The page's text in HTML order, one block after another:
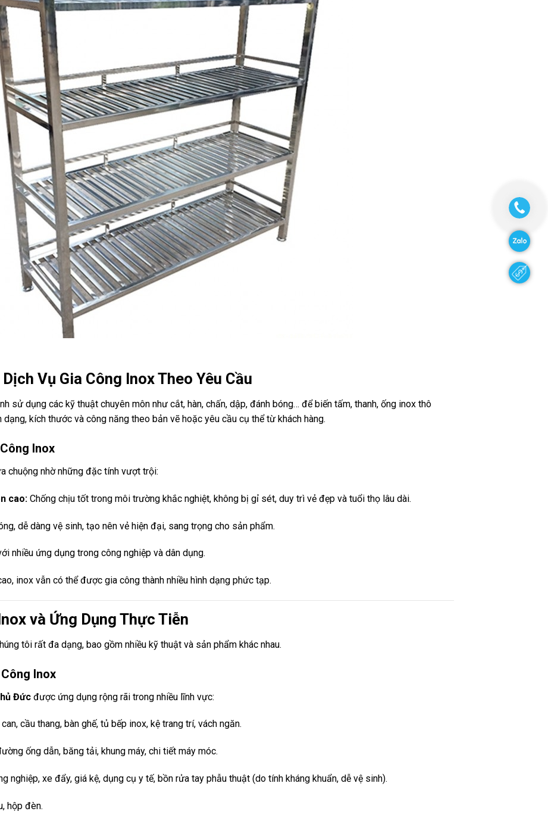
Vụ Gia Công Inox Theo Yêu Cầu
sử dụng các kỹ thuật chuyên môn như cắt, hàn, chấn, dập, đánh bóng… để biến tấm, thanh, ống inox thô
kích thước và công năng theo bản vẽ hoặc yêu cầu cụ thể từ khách hàng.
Inox
chuộng nhờ những đặc tính vượt trội:
cao:Chống chịu tốt trong môi trường khắc nghiệt, không bị gỉ sét, duy trì vẻ đẹp và tuổi thọ lâu dài.
dễ dàng vệ sinh, tạo nên vẻ hiện đại, sang trọng cho sản phẩm.
nhiều ứng dụng trong công nghiệp và dân dụng.
inox vẫn có thể được gia công thành nhiều hình dạng phức tạp.
và Ứng Dụng Thực Tiễn
tôi rất đa dạng, bao gồm nhiều kỹ thuật và sản phẩm khác nhau.
Inox
Đứcđược ứng dụng rộng rãi trong nhiều lĩnh vực:
cầu thang, bàn ghế, tủ bếp inox, kệ trang trí, vách ngăn.
ống dẫn, băng tải, khung máy, chi tiết máy móc.
nghiệp, xe đẩy, giá kệ, dụng cụ y tế, bồn rửa tay phẫu thuật (do tính kháng khuẩn, dễ vệ sinh).
hộp đèn.